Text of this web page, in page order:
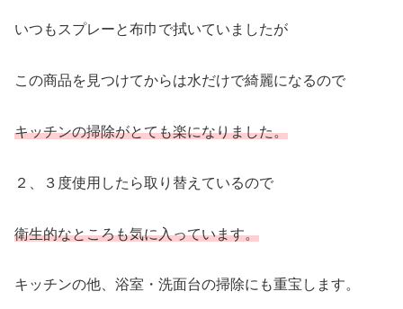
いつもスプレーと布巾で拭いていましたが
この商品を見つけてからは水だけで綺麗になるので
キッチンの掃除がとても楽になりました。
２、３度使用したら取り替えているので
衛生的なところも気に入っています。
キッチンの他、浴室・洗面台の掃除にも重宝します。